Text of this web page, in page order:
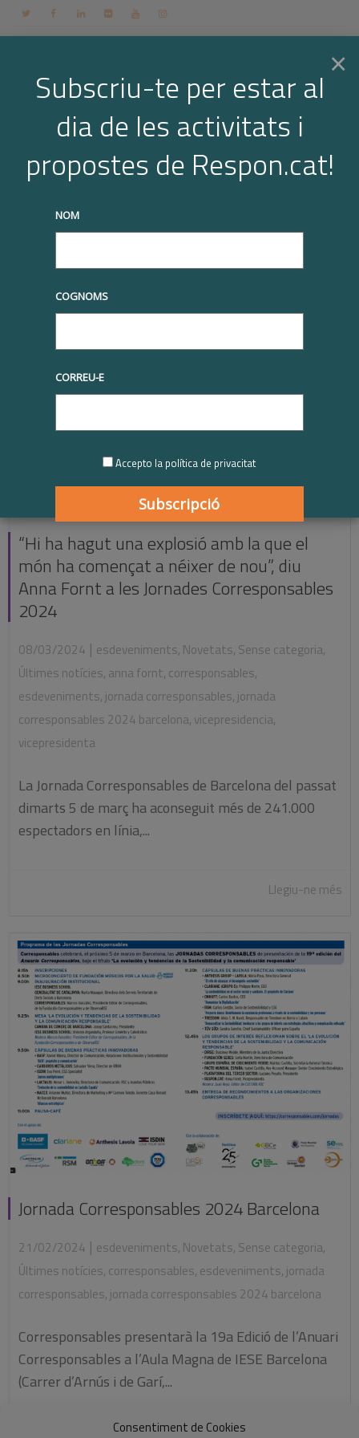
Consentiment de Cookies
Contacte Espai membres Login CA
Arxiu per a l'etiqueta: jornada
corresponsables
“Hi ha hagut una explosió amb la que el
món ha començat a néixer de nou”, diu
Anna Fornt a les Jornades Corresponsables
2024
08/03/2024 | esdeveniments, Novetats, Sense categoria,
Últimes notícies, anna fornt, corresponsables,
esdeveniments, jornada corresponsables, jornada
corresponsables 2024 barcelona, vicepresidencia,
vicepresidenta
La Jornada Corresponsables de Barcelona del passat
dimarts 5 de març ha aconseguit més de 241.000
espectadors en línia,...
Llegiu-ne més
Jornada Corresponsables 2024 Barcelona
21/02/2024 | esdeveniments, Novetats, Sense categoria,
Últimes notícies, corresponsables, esdeveniments, jornada
corresponsables, jornada corresponsables 2024 barcelona
Corresponsables presentarà la 19a Edició de l’Anuari
Corresponsables a l’Aula Magna de IESE Barcelona
(Carrer d’Arnús i de Garí,...
×
Subscriu-te per estar al
dia de les activitats i
propostes de Respon.cat!
NOM
COGNOMS
CORREU-E
Accepto la política de privacitat